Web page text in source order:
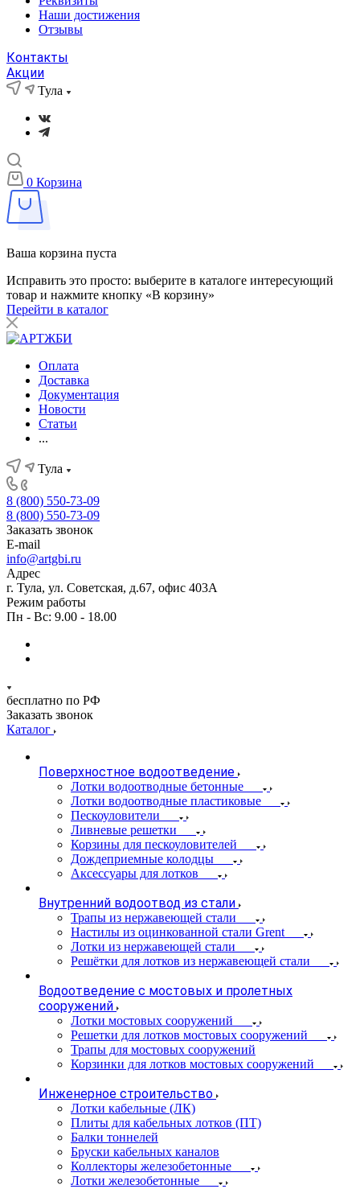
Наши достижения
Отзывы
Контакты
Акции
Тула
0 Корзина
Ваша корзина пуста
Исправить это просто: выберите в каталоге интересующий
товар и нажмите кнопку «В корзину»
Перейти в каталог
Оплата
Доставка
Документация
Новости
Статьи
...
Тула
8 (800) 550-73-09
8 (800) 550-73-09
Заказать звонок
E-mail
info@artgbi.ru
Адрес
г. Тула, ул. Советская, д.67, офис 403А
Режим работы
Пн - Вс: 9.00 - 18.00
бесплатно по РФ
Заказать звонок
Каталог
Поверхностное водоотведение
Лотки водоотводные бетонные
Лотки водоотводные пластиковые
Пескоуловители
Ливневые решетки
Корзины для пескоуловителей
Дождеприемные колодцы
Аксессуары для лотков
Внутренний водоотвод из стали
Трапы из нержавеющей стали
Настилы из оцинкованной стали Grent
Лотки из нержавеющей стали
Решётки для лотков из нержавеющей стали
Водоотведение с мостовых и пролетных
сооружений
Лотки мостовых сооружений
Решетки для лотков мостовых сооружений
Трапы для мостовых сооружений
Корзинки для лотков мостовых сооружений
Инженерное строительство
Лотки кабельные (ЛК)
Плиты для кабельных лотков (ПТ)
Балки тоннелей
Бруски кабельных каналов
Коллекторы железобетонные
Лотки железобетонные